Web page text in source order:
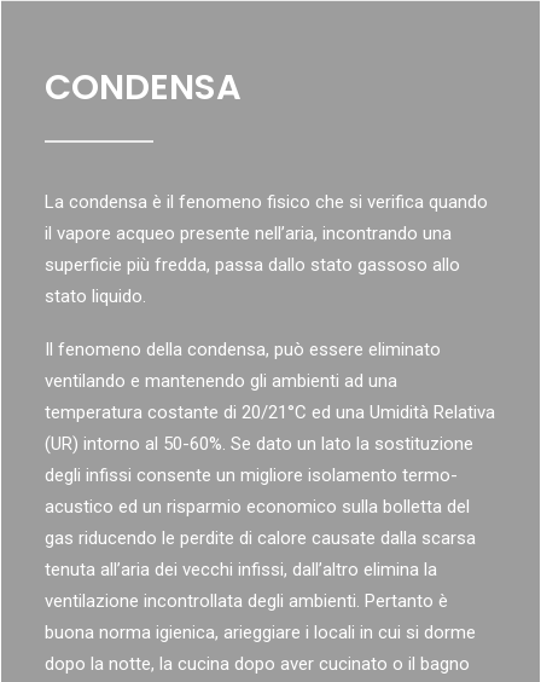
CONDENSA
La condensa è il fenomeno fisico che si verifica quando
il vapore acqueo presente nell’aria, incontrando una
superficie più fredda, passa dallo stato gassoso allo
stato liquido.
Il fenomeno della condensa, può essere eliminato
ventilando e mantenendo gli ambienti ad una
temperatura costante di 20/21°C ed una Umidità Relativa
(UR) intorno al 50-60%. Se dato un lato la sostituzione
degli infissi consente un migliore isolamento termo-
acustico ed un risparmio economico sulla bolletta del
gas riducendo le perdite di calore causate dalla scarsa
tenuta all’aria dei vecchi infissi, dall’altro elimina la
ventilazione incontrollata degli ambienti. Pertanto è
buona norma igienica, arieggiare i locali in cui si dorme
dopo la notte, la cucina dopo aver cucinato o il bagno